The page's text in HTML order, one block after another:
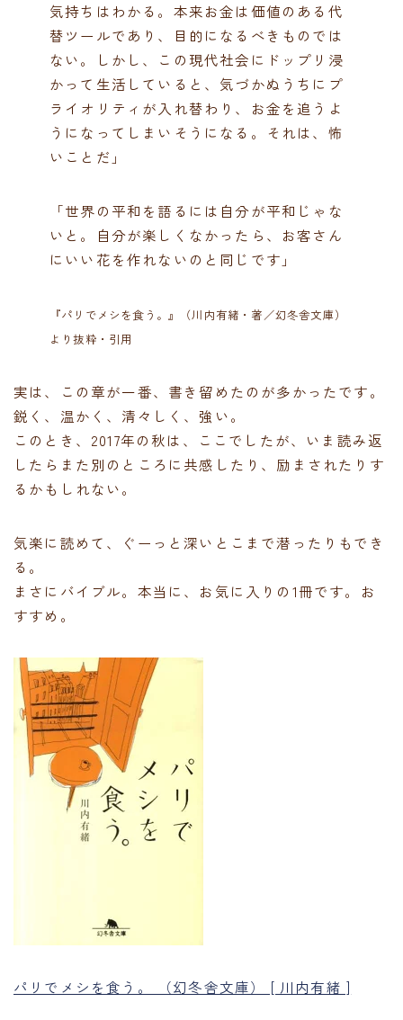
気持ちはわかる。本来お金は価値のある代
替ツールであり、目的になるべきものでは
ない。しかし、この現代社会にドップリ浸
かって生活していると、気づかぬうちにプ
ライオリティが入れ替わり、お金を追うよ
うになってしまいそうになる。それは、怖
いことだ」
「世界の平和を語るには自分が平和じゃな
いと。自分が楽しくなかったら、お客さん
にいい花を作れないのと同じです」
『パリでメシを食う。』（川内有緒・著／幻冬舎文庫）
より抜粋・引用
実は、この章が一番、書き留めたのが多かったです。
鋭く、温かく、清々しく、強い。
このとき、2017年の秋は、ここでしたが、いま読み返
したらまた別のところに共感したり、励まされたりす
るかもしれない。
気楽に読めて、ぐーっと深いとこまで潜ったりもでき
る。
まさにバイブル。本当に、お気に入りの1冊です。お
すすめ。
パリでメシを食う。 （幻冬舎文庫） [ 川内有緒 ]